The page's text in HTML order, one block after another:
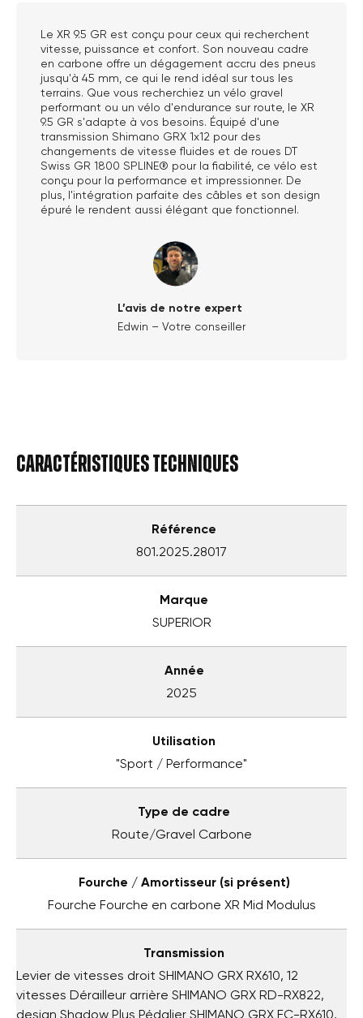
Le XR 9.5 GR est conçu pour ceux qui recherchent
vitesse, puissance et confort. Son nouveau cadre
en carbone offre un dégagement accru des pneus
jusqu'à 45 mm, ce qui le rend idéal sur tous les
terrains. Que vous recherchiez un vélo gravel
performant ou un vélo d'endurance sur route, le XR
9.5 GR s'adapte à vos besoins. Équipé d'une
transmission Shimano GRX 1x12 pour des
changements de vitesse fluides et de roues DT
Swiss GR 1800 SPLINE® pour la fiabilité, ce vélo est
conçu pour la performance et impressionner. De
plus, l'intégration parfaite des câbles et son design
épuré le rendent aussi élégant que fonctionnel.
L’avis de notre expert
Edwin – Votre conseiller
Caractéristiques techniques
Référence
801.2025.28017
Marque
SUPERIOR
Année
2025
Utilisation
"Sport / Performance"
Type de cadre
Route/Gravel Carbone
Fourche / Amortisseur (si présent)
Fourche Fourche en carbone XR Mid Modulus
Transmission
Levier de vitesses droit SHIMANO GRX RX610, 12
vitesses Dérailleur arrière SHIMANO GRX RD-RX822,
design Shadow Plus Pédalier SHIMANO GRX FC-RX610,